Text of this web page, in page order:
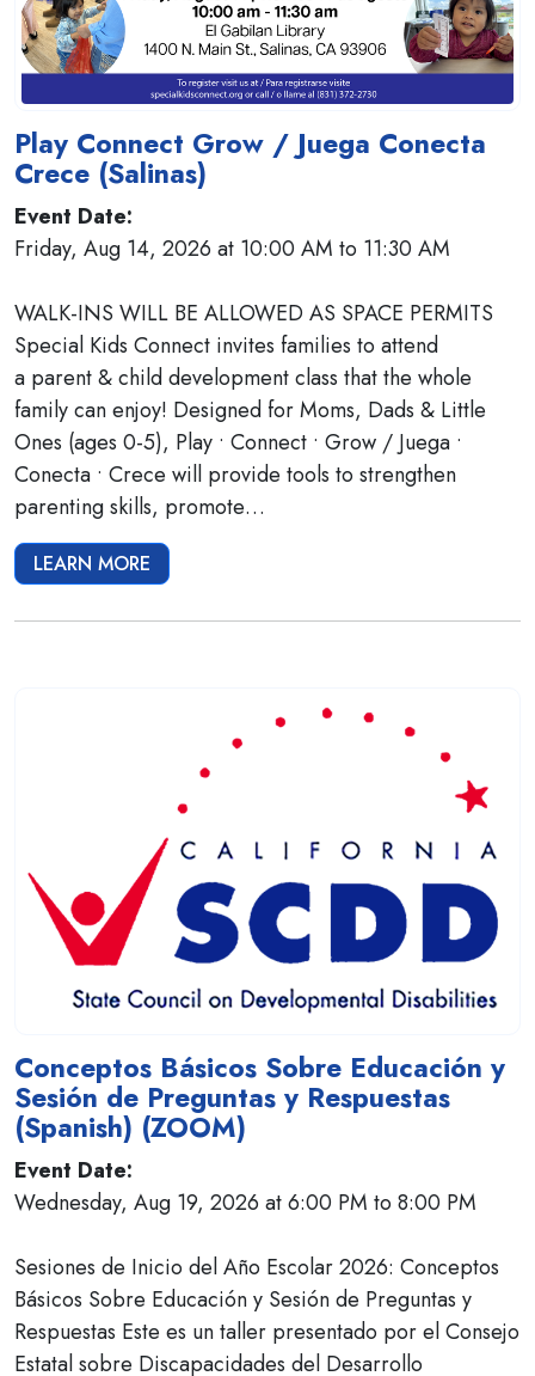
Play Connect Grow / Juega Conecta
Crece (Salinas)
Event Date:
Friday, Aug 14, 2026 at 10:00 AM to 11:30 AM
WALK-INS WILL BE ALLOWED AS SPACE PERMITS
Special Kids Connect invites families to attend
a parent & child development class that the whole
family can enjoy! Designed for Moms, Dads & Little
Ones (ages 0-5), Play • Connect • Grow / Juega •
Conecta • Crece will provide tools to strengthen
parenting skills, promote…
LEARN MORE
Conceptos Básicos Sobre Educación y
Sesión de Preguntas y Respuestas
(Spanish) (ZOOM)
Event Date:
Wednesday, Aug 19, 2026 at 6:00 PM to 8:00 PM
Sesiones de Inicio del Año Escolar 2026: Conceptos
Básicos Sobre Educación y Sesión de Preguntas y
Respuestas Este es un taller presentado por el Consejo
Estatal sobre Discapacidades del Desarrollo